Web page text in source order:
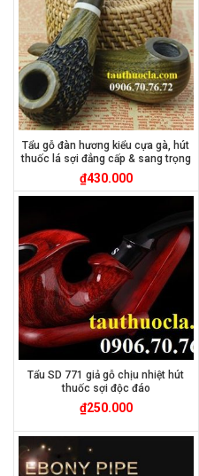
Tẩu gỗ đàn hương kiểu cựa gà, hút
thuốc lá sợi đẳng cấp & sang trọng
₫430.000
Tẩu SD 771 giả gỗ chịu nhiệt hút
thuốc sợi độc đáo
₫250.000